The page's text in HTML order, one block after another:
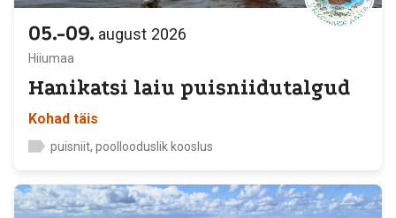
2026
05.-09. august
Hiiumaa
Hanikatsi laiu puisniidutalgud
Kohad täis
puisniit, poollooduslik kooslus